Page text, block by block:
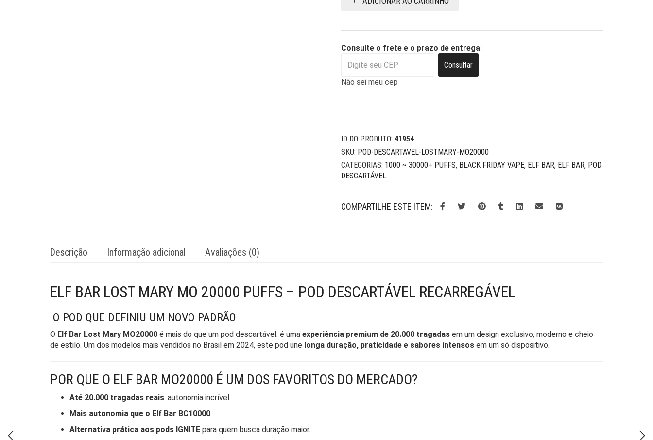
Consulte o frete e o prazo de entrega:
Consultar
Não sei meu cep
ID DO PRODUTO: 41954
SKU: POD-DESCARTAVEL-LOSTMARY-MO20000
CATEGORIAS: 1000 ~ 30000+ PUFFS, BLACK FRIDAY VAPE, ELF BAR, ELF BAR, POD
DESCARTÁVEL
COMPARTILHE ESTE ITEM:
Descrição Informação adicional Avaliações (0)
ELF BAR LOST MARY MO 20000 PUFFS – POD DESCARTÁVEL RECARREGÁVEL
O POD QUE DEFINIU UM NOVO PADRÃO
O Elf Bar Lost Mary MO20000 é mais do que um pod descartável: é uma experiência premium de 20.000 tragadas em um design exclusivo, moderno e cheio
de estilo. Um dos modelos mais vendidos no Brasil em 2024, este pod une longa duração, praticidade e sabores intensos em um só dispositivo.
POR QUE O ELF BAR MO20000 É UM DOS FAVORITOS DO MERCADO?
Até 20.000 tragadas reais: autonomia incrível.
Mais autonomia que o Elf Bar BC10000.
Alternativa prática aos pods IGNITE para quem busca duração maior.